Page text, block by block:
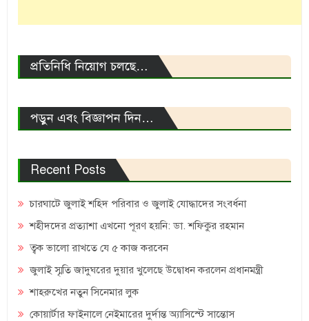
প্রতিনিধি নিয়োগ চলছে…
পড়ুন এবং বিজ্ঞাপন দিন…
Recent Posts
চারঘাটে জুলাই শহিদ পরিবার ও জুলাই যোদ্ধাদের সংবর্ধনা
শহীদদের প্রত্যাশা এখনো পূরণ হয়নি: ডা. শফিকুর রহমান
ত্বক ভালো রাখতে যে ৫ কাজ করবেন
জুলাই স্মৃতি জাদুঘরের দুয়ার খুলেছে উদ্বোধন করলেন প্রধানমন্ত্রী
শাহরুখের নতুন সিনেমার লুক
কোয়ার্টার ফাইনালে নেইমারের দুর্দান্ত অ্যাসিস্টে সান্তোস